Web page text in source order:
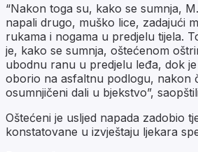
“Nakon toga su, kako se sumnja,
napali drugo, muško lice, zadajući
rukama i nogama u predjelu tijela.
je, kako se sumnja, oštećenom
ubodnu ranu u predjelu leđa, dok
oborio na asfaltnu podlogu, nakon
osumnjičeni dali u bjekstvo”,
Oštećeni je usljed napada zadobio
konstatovane u izvještaju ljekara